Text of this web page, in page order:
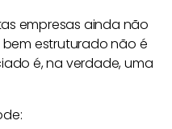
empresas ainda não
bem estruturado não é
é, na verdade, uma